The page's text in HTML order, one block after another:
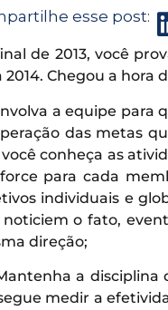
esse post:
de 2013, você
2014. Chegou a hora
a equipe
das metas
conheça as
para cada
individuais e
o fato,
direção;
a
medir a